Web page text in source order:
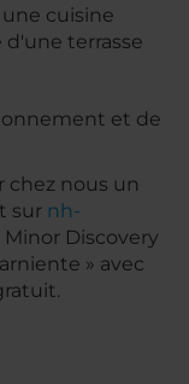
cuisine
terrasse
et de
chez nous un
sur nh-
Discovery
» avec